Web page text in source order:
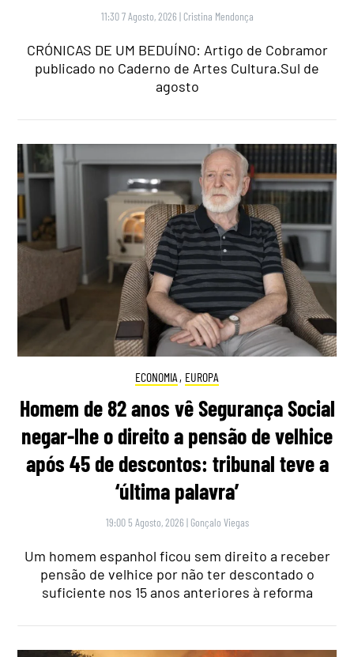
11:30 7 Agosto, 2026 | Cristina Mendonça
CRÓNICAS DE UM BEDUÍNO: Artigo de Cobramor
publicado no Caderno de Artes Cultura.Sul de
agosto
ECONOMIA , EUROPA
Homem de 82 anos vê Segurança Social
negar-lhe o direito a pensão de velhice
após 45 de descontos: tribunal teve a
‘última palavra’
19:00 5 Agosto, 2026 | Gonçalo Viegas
Um homem espanhol ficou sem direito a receber
pensão de velhice por não ter descontado o
suficiente nos 15 anos anteriores à reforma